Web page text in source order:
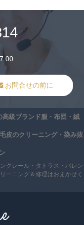
お問合せの前に
級ブランド服・布団・絨
皮のクリーニング・染み抜
クレール・タトラス・バレン
ーニング＆修理はおまかせく